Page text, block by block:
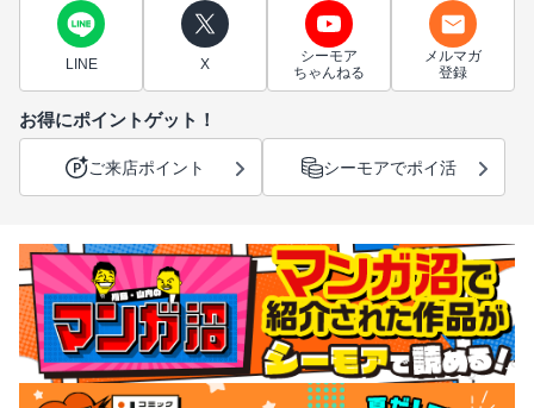
LINE X
シーモア
ちゃんねる
メルマガ
登録
お得にポイントゲット！
ご来店ポイント シーモアでポイ活